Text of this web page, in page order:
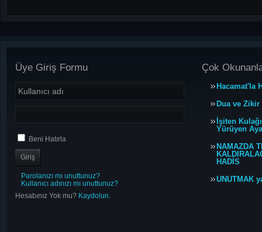
Üye Giriş Formu
Beni Hatırla
Parolanızı mı unuttunuz?
Kullanıcı adınızı mı unuttunuz?
Hesabınız Yok mu? Kaydolun.
Çok
Hacamat'la
Dua ve
İşiten
Yürüyen
NAMAZDA
HADİS
UNUTMAK